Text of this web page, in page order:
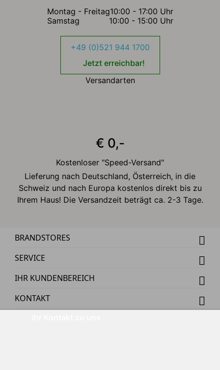
Montag - Freitag10:00 - 17:00 Uhr
Samstag
10:00 - 15:00 Uhr
+49 (0)521 944 1700
Jetzt erreichbar!
Versandarten
€ 0,-
Kostenloser "Speed-Versand"
Lieferung nach Deutschland, Österreich, in die
Schweiz und nach Europa kostenlos direkt bis zu
Ihrem Haus! Die Versandzeit beträgt ca. 2-3 Tage.
BRANDSTORES
SERVICE
IHR KUNDENBEREICH
KONTAKT